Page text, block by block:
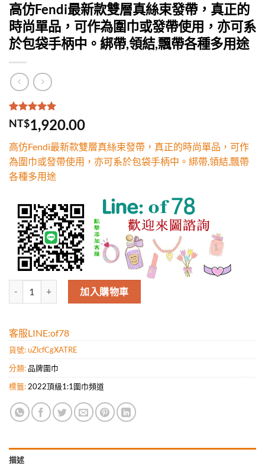
高仿Fendi最新款雙層真絲束發帶，真正的
時尚單品，可作為圍巾或發帶使用，亦可系
於包袋手柄中。綁帶,領結,飄帶各種多用途
評分5.00/
5，已有
1
位
分
NT$1,920.00
高仿Fendi最新款雙層真絲束發帶，真正的時尚單品，可作
為圍巾或發帶使用，亦可系於包袋手柄中。綁帶,領結,飄帶
各種多用途
高仿Fendi最新款雙層真絲束發帶，真正的時尚單品，可作為圍巾或
加入購物車
客服LINE:of78
貨號:uZlcfCgXATRE
分類: 品牌圍巾
標籤: 2022頂級1:1圍巾頻道
描述